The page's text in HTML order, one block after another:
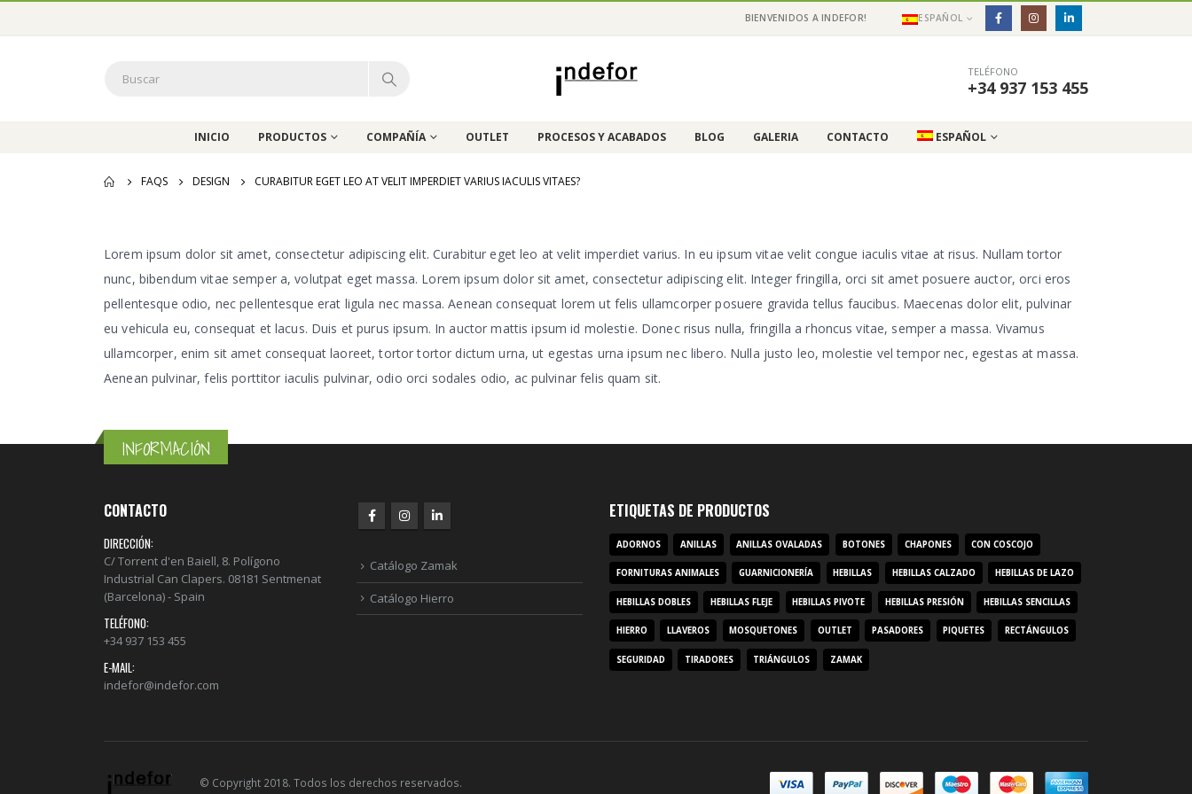
BIENVENIDOS A INDEFOR! ESPAÑOL
TELÉFONO
+34 937 153 455
INICIO PRODUCTOS COMPAÑÍA OUTLET PROCESOS Y ACABADOS BLOG GALERIA CONTACTO ESPAÑOL
FAQS DESIGN CURABITUR EGET LEO AT VELIT IMPERDIET VARIUS IACULIS VITAES?
Lorem ipsum dolor sit amet, consectetur adipiscing elit. Curabitur eget leo at velit imperdiet varius. In eu ipsum vitae velit congue iaculis vitae at risus. Nullam tortor
nunc, bibendum vitae semper a, volutpat eget massa. Lorem ipsum dolor sit amet, consectetur adipiscing elit. Integer fringilla, orci sit amet posuere auctor, orci eros
pellentesque odio, nec pellentesque erat ligula nec massa. Aenean consequat lorem ut felis ullamcorper posuere gravida tellus faucibus. Maecenas dolor elit, pulvinar
eu vehicula eu, consequat et lacus. Duis et purus ipsum. In auctor mattis ipsum id molestie. Donec risus nulla, fringilla a rhoncus vitae, semper a massa. Vivamus
ullamcorper, enim sit amet consequat laoreet, tortor tortor dictum urna, ut egestas urna ipsum nec libero. Nulla justo leo, molestie vel tempor nec, egestas at massa.
Aenean pulvinar, felis porttitor iaculis pulvinar, odio orci sodales odio, ac pulvinar felis quam sit.
INFORMACIÓN
CONTACTO
DIRECCIÓN:
C/ Torrent d'en Baiell, 8. Polígono
Industrial Can Clapers. 08181 Sentmenat
(Barcelona) - Spain
TELÉFONO:
+34 937 153 455
E-MAIL:
indefor@indefor.com
Catálogo Zamak
Catálogo Hierro
ETIQUETAS DE PRODUCTOS
ADORNOS ANILLAS ANILLAS OVALADAS BOTONES CHAPONES CON COSCOJO
FORNITURAS ANIMALES GUARNICIONERÍA HEBILLAS HEBILLAS CALZADO HEBILLAS DE LAZO
HEBILLAS DOBLES HEBILLAS FLEJE HEBILLAS PIVOTE HEBILLAS PRESIÓN HEBILLAS SENCILLAS
HIERRO LLAVEROS MOSQUETONES OUTLET PASADORES PIQUETES RECTÁNGULOS
SEGURIDAD TIRADORES TRIÁNGULOS ZAMAK
© Copyright 2018. Todos los derechos reservados.